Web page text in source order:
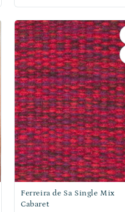
Ferreira de Sa Single Mix
Cabaret